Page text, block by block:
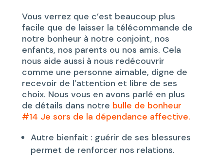
Vous verrez que c’est beaucoup plus
facile que de laisser la télécommande de
notre bonheur à notre conjoint, nos
enfants, nos parents ou nos amis. Cela
nous aide aussi à nous redécouvrir
comme une personne aimable, digne de
recevoir de l’attention et libre de ses
choix. Nous vous en avons parlé en plus
de détails dans notre bulle de bonheur
#14 Je sors de la dépendance affective.
Autre bienfait : guérir de ses blessures
permet de renforcer nos relations.